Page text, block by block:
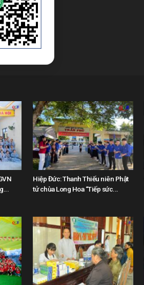
Hiệp Đức: Thanh Thiếu niên Phật
tử chùa Long Hoa “Tiếp sức...